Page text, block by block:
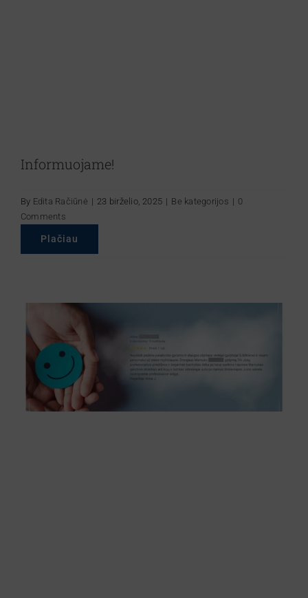
Kalbos
Svetainės medis
Registracija internetu
Search
for:
Informuojame!
By Edita Račiūnė | 23 birželio, 2025 | Be kategorijos | 0
Comments
Plačiau